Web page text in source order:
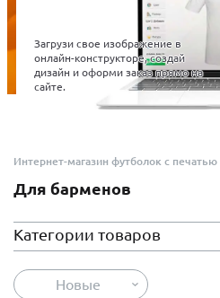
Загрузи свое изображение в
онлайн-конструкторе, создай
дизайн и оформи заказ прямо на
сайте.
Интернет-магазин футболок с печатью
Для барменов
Категории товаров
Новые